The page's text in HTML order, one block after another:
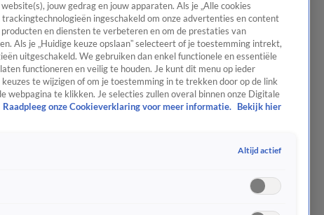
jouw gedrag en jouw apparaten. Als je „Alle cookies
ingeschakeld om onze advertenties en content
en diensten te verbeteren en om de prestaties van
Als je „Huidige keuze opslaan” selecteert of je toestemming intrekt,
uitgeschakeld. We gebruiken dan enkel functionele en essentiële
functioneren en veilig te houden. Je kunt dit menu op ieder
te wijzigen of om je toestemming in te trekken door op de link
webpagina te klikken. Je selecties zullen overal binnen onze Digitale
Raadpleeg onze Cookieverklaring voor meer informatie.
Bekijk hier
Altijd actief